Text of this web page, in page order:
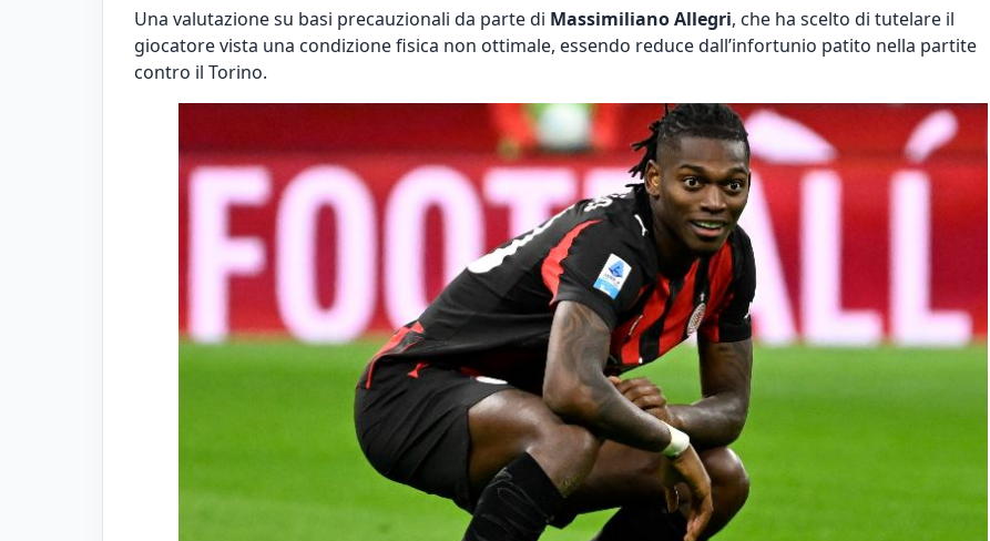
Una valutazione su basi precauzionali da parte di Massimiliano Allegri, che ha scelto di tutelare il
giocatore vista una condizione fisica non ottimale, essendo reduce dall’infortunio patito nella partite
contro il Torino.